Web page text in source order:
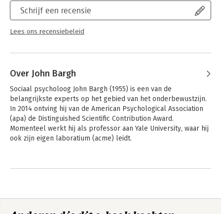
Schrijf een recensie
Lees ons recensiebeleid
Over John Bargh
Sociaal psycholoog John Bargh (1955) is een van de
belangrijkste experts op het gebied van het onderbewustzijn.
In 2014 ontving hij van de American Psychological Association
(apa) de Distinguished Scientific Contribution Award.
Momenteel werkt hij als professor aan Yale University, waar hij
ook zijn eigen laboratium (acme) leidt.